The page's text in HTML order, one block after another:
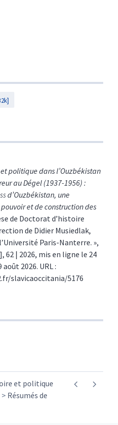
politique dans l’Ouzbékistan
au Dégel (1937-1956) :
d’Ouzbékistan, une
et de construction des
de Doctorat d’histoire
de Didier Musiedlak,
Paris-Nanterre. »,
62 | 2026, mis en ligne le 24
2026. URL :
slavicaoccitania/5176
et politique
Résumés de